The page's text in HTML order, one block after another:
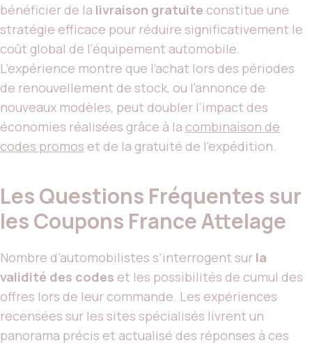
bénéficier de la livraison gratuite constitue une
stratégie efficace pour réduire significativement le
coût global de l’équipement automobile.
L’expérience montre que l’achat lors des périodes
de renouvellement de stock, ou l’annonce de
nouveaux modèles, peut doubler l’impact des
économies réalisées grâce à la combinaison de
codes promos et de la gratuité de l’expédition.
Les Questions Fréquentes sur
les Coupons France Attelage
Nombre d’automobilistes s’interrogent sur la
validité des codes et les possibilités de cumul des
offres lors de leur commande. Les expériences
recensées sur les sites spécialisés livrent un
panorama précis et actualisé des réponses à ces